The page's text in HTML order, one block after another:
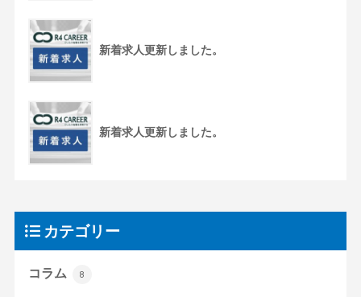
新着求人更新しました。
新着求人更新しました。
カテゴリー
コラム 8